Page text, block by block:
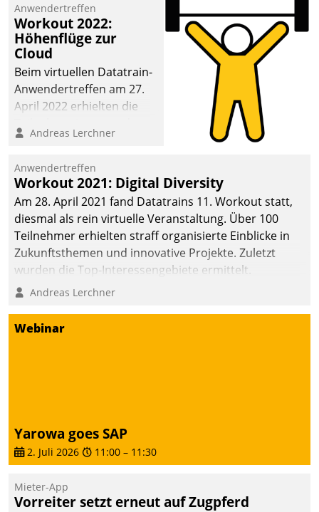
Anwendertreffen
Workout 2022:
Höhenflüge zur
Cloud
Beim virtuellen Datatrain-
Anwendertreffen am 27.
April 2022 erhielten die
Teilnehmer kurzweilige
Cloud-Strategien und -
Lösungen mit hohem
Zukunftspotenzial.
Andreas Lerchner
Anwendertreffen
Workout 2021: Digital Diversity
Am 28. April 2021 fand Datatrains 11. Workout statt,
diesmal als rein virtuelle Veranstaltung. Über 100
Teilnehmer erhielten straff organisierte Einblicke in
Zukunftsthemen und innovative Projekte. Zuletzt
wurden die Top-Interessengebiete ermittelt.
Andreas Lerchner
Webinar
Yarowa goes SAP
2. Juli 2026 11:00 – 11:30
Mieter-App
Vorreiter setzt erneut auf Zugpferd